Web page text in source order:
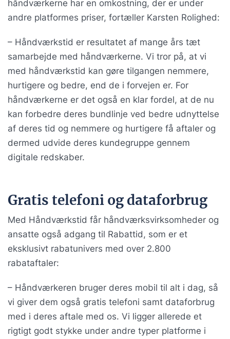
håndværkerne har en omkostning, der er under
andre platformes priser, fortæller Karsten Rolighed:
– Håndværkstid er resultatet af mange års tæt
samarbejde med håndværkerne. Vi tror på, at vi
med håndværkstid kan gøre tilgangen nemmere,
hurtigere og bedre, end de i forvejen er. For
håndværkerne er det også en klar fordel, at de nu
kan forbedre deres bundlinje ved bedre udnyttelse
af deres tid og nemmere og hurtigere få aftaler og
dermed udvide deres kundegruppe gennem
digitale redskaber.
Gratis telefoni og dataforbrug
Med Håndværkstid får håndværksvirksomheder og
ansatte også adgang til Rabattid, som er et
eksklusivt rabatunivers med over 2.800
rabataftaler:
– Håndværkeren bruger deres mobil til alt i dag, så
vi giver dem også gratis telefoni samt dataforbrug
med i deres aftale med os. Vi ligger allerede et
rigtigt godt stykke under andre typer platforme i